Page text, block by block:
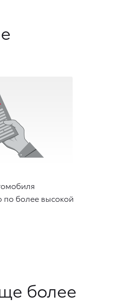
по более высокой
более